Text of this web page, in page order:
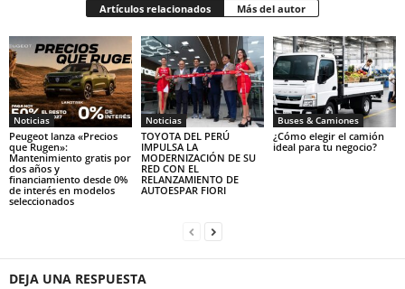
Artículos relacionados Más del autor
Noticias
Peugeot lanza «Precios
que Rugen»:
Mantenimiento gratis por
dos años y
financiamiento desde 0%
de interés en modelos
seleccionados
Noticias
TOYOTA DEL PERÚ
IMPULSA LA
MODERNIZACIÓN DE SU
RED CON EL
RELANZAMIENTO DE
AUTOESPAR FIORI
Buses & Camiones
¿Cómo elegir el camión
ideal para tu negocio?
DEJA UNA RESPUESTA